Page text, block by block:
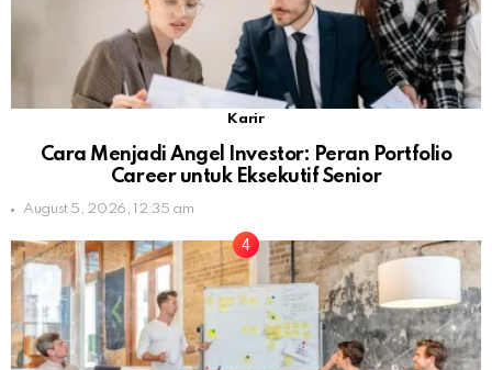
Karir
Cara Menjadi Angel Investor: Peran Portfolio
Career untuk Eksekutif Senior
August 5, 2026, 12:35 am